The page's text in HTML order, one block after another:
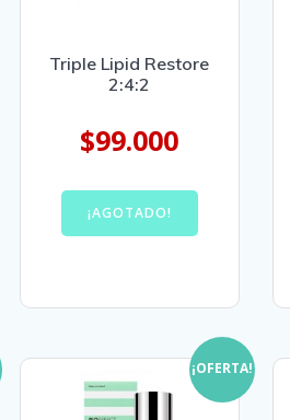
Triple Lipid Restore
2:4:2
$99.000
¡AGOTADO!
¡OFERTA!